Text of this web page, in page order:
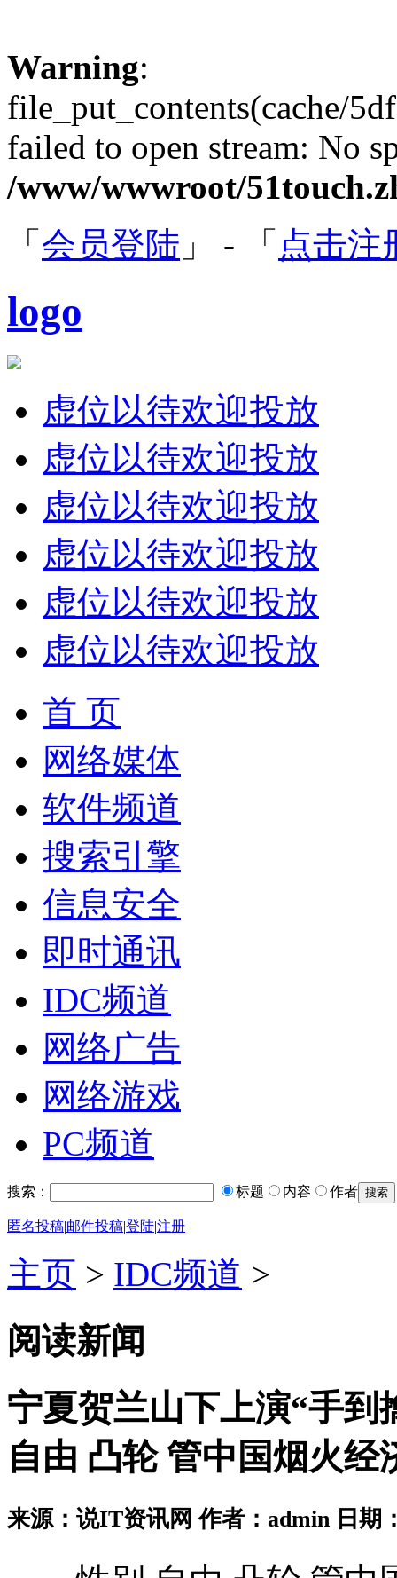
Warning:
file_put_contents(cache/
failed to open stream: No
/www/wwwroot/
「 会员登陆 」 - 「 点击注
logo
虚位以待欢迎投放
虚位以待欢迎投放
虚位以待欢迎投放
虚位以待欢迎投放
虚位以待欢迎投放
虚位以待欢迎投放
首 页
网络媒体
软件频道
搜索引擎
信息安全
即时通讯
IDC频道
网络广告
网络游戏
PC频道
搜索： 标题 内容 作者
匿名投稿|邮件投稿|登陆|注册
主页 > IDC频道 >
阅读新闻
宁夏贺兰山下上演“手到
自由 凸轮 管中国烟火经
来源：说IT资讯网 作者：admin 日期